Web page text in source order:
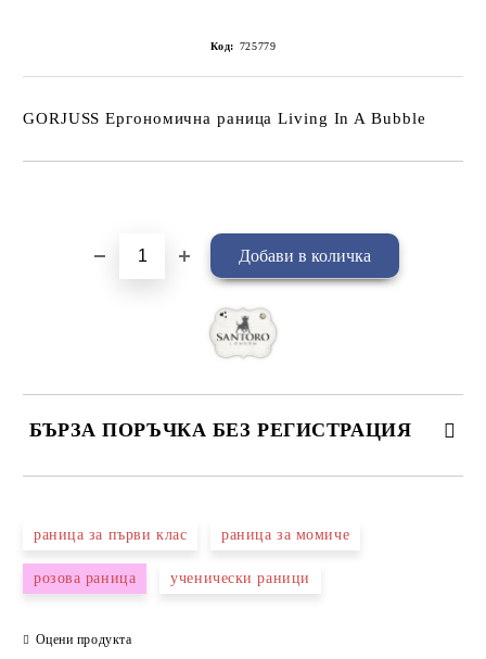
Код: 725779
GORJUSS Ергономична раница Living In A Bubble
БЪРЗА ПОРЪЧКА БЕЗ РЕГИСТРАЦИЯ
раницa за първи клас раница за момиче
розова раница ученически раници
Оцени продукта